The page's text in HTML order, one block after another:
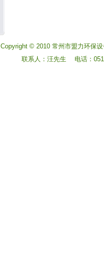
Copyright © 2010 常州市盟力环保
联系人：汪先生 电话：